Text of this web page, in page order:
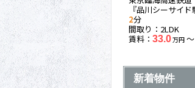
『品川シーサイ
2分
間取り：2LDK
賃料：33.0万円 〜
新着物件